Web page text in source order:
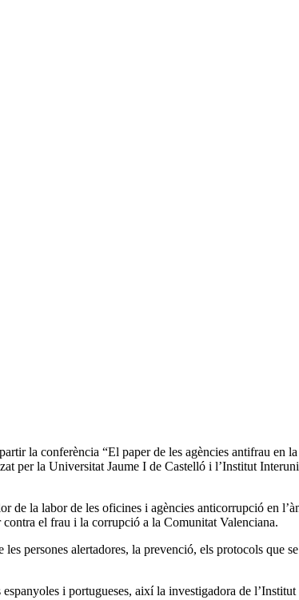
la conferència “El paper de les agències antifrau
per la Universitat Jaume I de Castelló i l’Institut
de la labor de les oficines i agències anticorrupció en
el frau i la corrupció a la Comunitat Valenciana.
persones alertadores, la prevenció, els protocols que
i portugueses, així la investigadora de